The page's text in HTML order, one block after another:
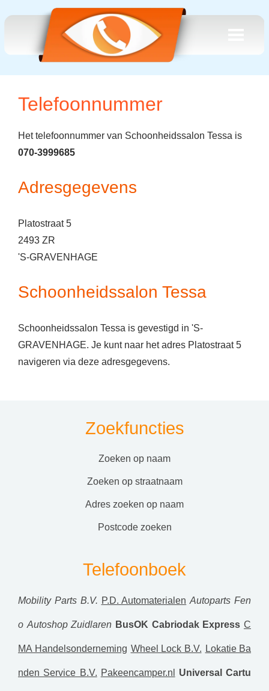
Telefoonnummer
Het telefoonnummer van Schoonheidssalon Tessa is
070-3999685
Adresgegevens
Platostraat 5
2493 ZR
'S-GRAVENHAGE
Schoonheidssalon Tessa
Schoonheidssalon Tessa is gevestigd in 'S-
GRAVENHAGE. Je kunt naar het adres Platostraat 5
navigeren via deze adresgegevens.
Zoekfuncties
zoeken op naam
zoeken op straatnaam
adres zoeken op naam
postcode zoeken
Telefoonboek
Mobility Parts B.V. P.D. Automaterialen Autoparts Fen
o Autoshop Zuidlaren BusOK Cabriodak Express C
MA Handelsonderneming Wheel Lock B.V. Lokatie Ba
nden Service B.V. Pakeencamper.nl Universal Cartu